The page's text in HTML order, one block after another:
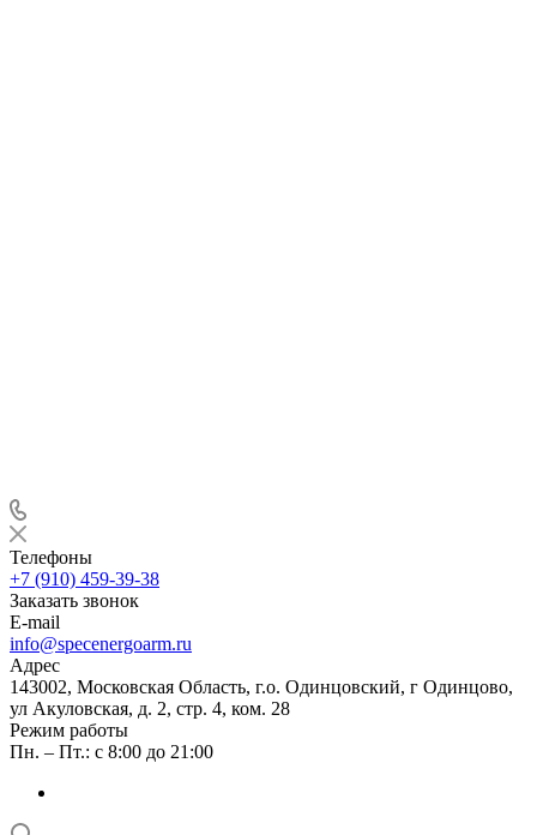
Телефоны
+7 (910) 459-39-38
Заказать звонок
E-mail
info@specenergoarm.ru
Адрес
143002, Московская Область, г.о. Одинцовский, г Одинцово,
ул Акуловская, д. 2, стр. 4, ком. 28
Режим работы
Пн. – Пт.: с 8:00 до 21:00